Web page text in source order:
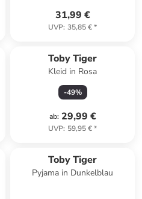
31,99 €
UVP: 35,85 €*
Toby Tiger
Kleid in Rosa
-49%
ab: 29,99 €
UVP: 59,95 €*
Toby Tiger
Pyjama in Dunkelblau